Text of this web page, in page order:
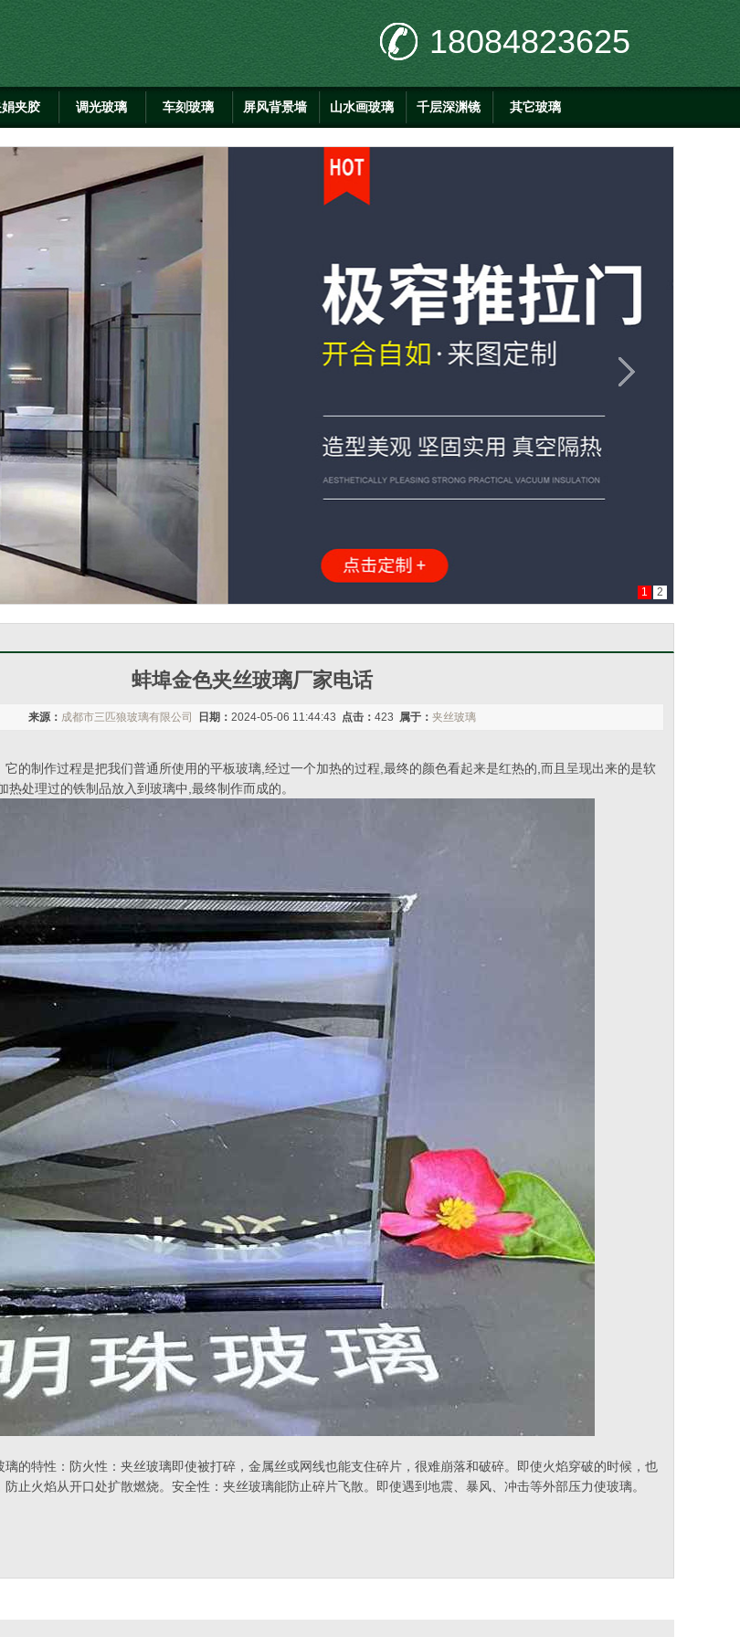
18084823625
夹胶 调光玻璃 车刻玻璃 屏风背景墙 山水画玻璃 千层深渊镜 其它玻璃
1 2
蚌埠金色夹丝玻璃厂家电话
来源： 成都市三匹狼玻璃有限公司 日期： 2024-05-06 11:44:43 点击： 423 属于： 夹丝玻璃
的制作过程是把我们普通所使用的平板玻璃,经过一个加热的过程,最终的颜色看起来是红热的,而且呈现出来的是软
热处理过的铁制品放入到玻璃中,最终制作而成的。
璃的特性：防火性：夹丝玻璃即使被打碎，金属丝或网线也能支住碎片，很难崩落和破碎。即使火焰穿破的时候，也
止火焰从开口处扩散燃烧。安全性：夹丝玻璃能防止碎片飞散。即使遇到地震、暴风、冲击等外部压力使玻璃。